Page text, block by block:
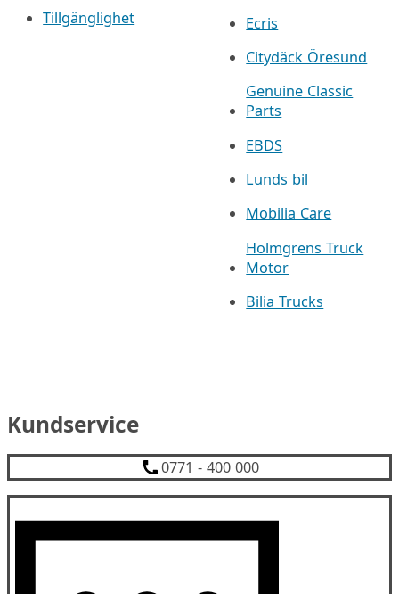
Tillgänglighet
Ecris
Citydäck Öresund
Genuine Classic
Parts
EBDS
Lunds bil
Mobilia Care
Holmgrens Truck
Motor
Bilia Trucks
Kundservice
0771 - 400 000